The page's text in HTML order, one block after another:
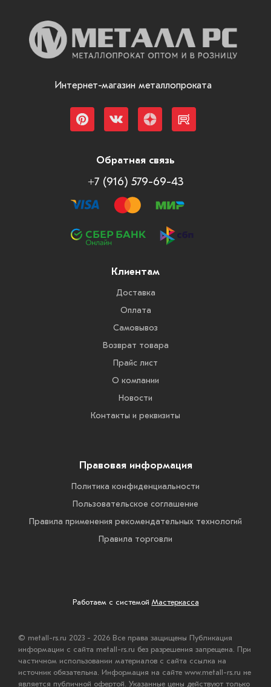
Интернет-магазин металлопроката
Обратная связь
+7 (916) 579-69-43
Клиентам
Доставка
Оплата
Самовывоз
Возврат товара
Прайс лист
О компании
Новости
Контакты и реквизиты
Правовая информация
Политика конфиденциальности
Пользовательское соглашение
Правила применения рекомендательных технологий
Правила торговли
Работаем с системой Мастеркасса
© metall-rs.ru 2023 - 2026 Все права защищены Публикация
информации с сайта metall-rs.ru без разрешения запрещена. При
частичном использовании материалов с сайта ссылка на
источник обязательна. Информация на сайте www.metall-rs.ru не
является публичной офертой. Указанные цены действуют только